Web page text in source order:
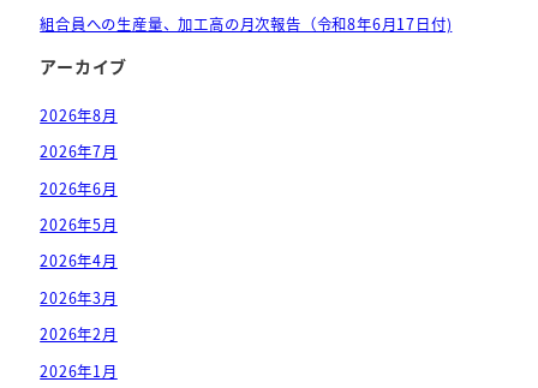
組合員への生産量、加工高の月次報告（令和8年6月17日付)
アーカイブ
2026年8月
2026年7月
2026年6月
2026年5月
2026年4月
2026年3月
2026年2月
2026年1月